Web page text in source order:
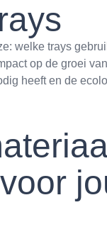
welke trays
op de groei
heeft en de